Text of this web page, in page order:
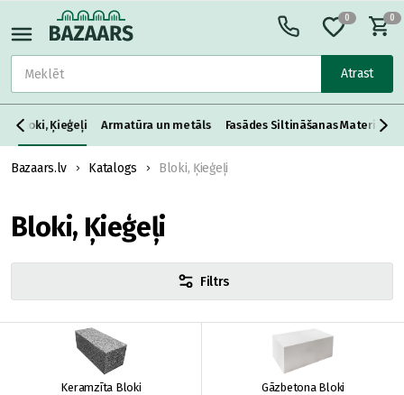
Atrast
0 0
Bloki, Ķieģeļi Armatūra un metāls Fasādes Siltināšanas Materiāli
Bazaars.lv Katalogs Bloki, Ķieģeļi
Bloki, Ķieģeļi
Filtrs
Keramzīta Bloki Gāzbetona Bloki